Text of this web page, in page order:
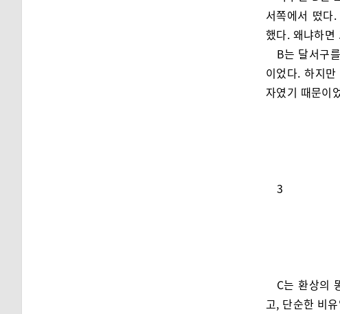
서쪽에서 떴다
했다. 왜냐하면
B는 달서구
이었다. 하지
자였기 때문이
3
C는 환상의
고, 단순한 비